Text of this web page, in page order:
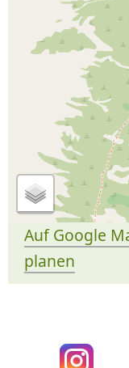
Auf Google
planen